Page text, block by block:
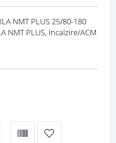
NMT PLUS 25/80-180
NMT PLUS, Incalzire/ACM